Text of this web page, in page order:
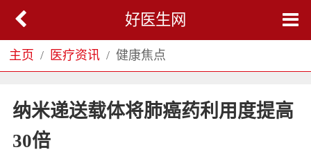
好医生网
主页 医疗资讯 健康焦点
纳米递送载体将肺癌药利用度提高
30倍